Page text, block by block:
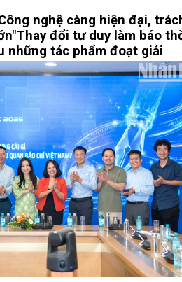
nghệ càng hiện đại,
Thay đổi tư duy làm báo
những tác phẩm đoạt giải